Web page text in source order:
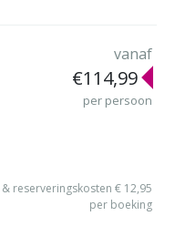
vanaf
€114,99
per persoon
reserveringskosten € 12,95
per boeking